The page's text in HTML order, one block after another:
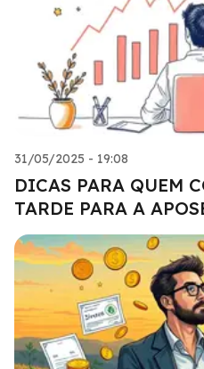
31/05/2025 - 19:08
DICAS PARA QUEM
TARDE PARA A